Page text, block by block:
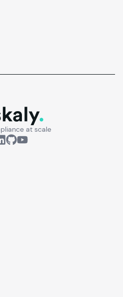
at scale